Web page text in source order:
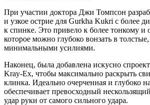
При участии доктора Джи Томпсон
и узкое острие для Gurkha Kukri с более
к спинке. Это привело к более тонкому и
которое можно глубоко вонзать в
минимальными усилиями.
Наконец, была добавлена ​​искусно
Kray-Ex, чтобы максимально раскрыть
клинка. Идеально очерченная и глубоко
обеспечивает превосходный
удар руки от самого сильного удара.